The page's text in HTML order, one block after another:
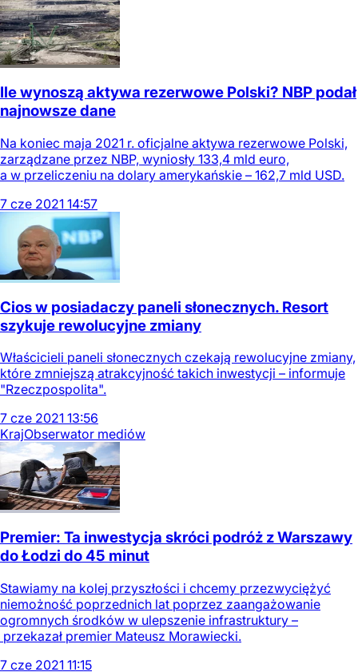
Ile wynoszą aktywa rezerwowe Polski? NBP podał
najnowsze dane
Na koniec maja 2021 r. oficjalne aktywa rezerwowe Polski,
zarządzane przez NBP, wyniosły 133,4 mld euro,
a w przeliczeniu na dolary amerykańskie – 162,7 mld USD.
7 cze 2021 14:57
Cios w posiadaczy paneli słonecznych. Resort
szykuje rewolucyjne zmiany
Właścicieli paneli słonecznych czekają rewolucyjne zmiany,
które zmniejszą atrakcyjność takich inwestycji – informuje
"Rzeczpospolita".
7 cze 2021 13:56
KrajObserwator mediów
Premier: Ta inwestycja skróci podróż z Warszawy
do Łodzi do 45 minut
Stawiamy na kolej przyszłości i chcemy przezwyciężyć
niemożność poprzednich lat poprzez zaangażowanie
ogromnych środków w ulepszenie infrastruktury –
przekazał premier Mateusz Morawiecki.
7 cze 2021 11:15